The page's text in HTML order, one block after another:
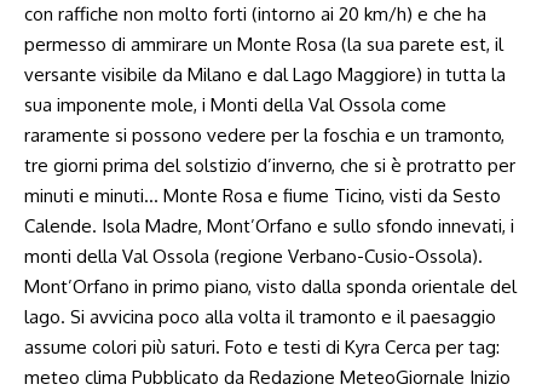
con raffiche non molto forti (intorno ai 20 km/h) e che ha
permesso di ammirare un Monte Rosa (la sua parete est, il
versante visibile da Milano e dal Lago Maggiore) in tutta la
sua imponente mole, i Monti della Val Ossola come
raramente si possono vedere per la foschia e un tramonto,
tre giorni prima del solstizio d’inverno, che si è protratto per
minuti e minuti… Monte Rosa e fiume Ticino, visti da Sesto
Calende. Isola Madre, Mont’Orfano e sullo sfondo innevati, i
monti della Val Ossola (regione Verbano-Cusio-Ossola).
Mont’Orfano in primo piano, visto dalla sponda orientale del
lago. Si avvicina poco alla volta il tramonto e il paesaggio
assume colori più saturi. Foto e testi di Kyra Cerca per tag:
meteo clima Pubblicato da Redazione MeteoGiornale Inizio